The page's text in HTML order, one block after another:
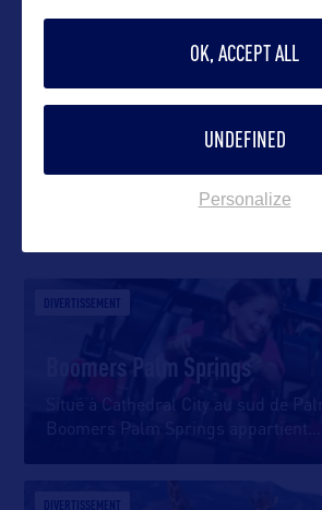
DANS LA MÊME
DIVERTISSEMENT
Boomers Palm Springs
Situé à Cathedral City au sud de
Boomers Palm Springs appartient
DIVERTISSEMENT
OK, ACCEPT ALL
UNDEFINED
Personalize